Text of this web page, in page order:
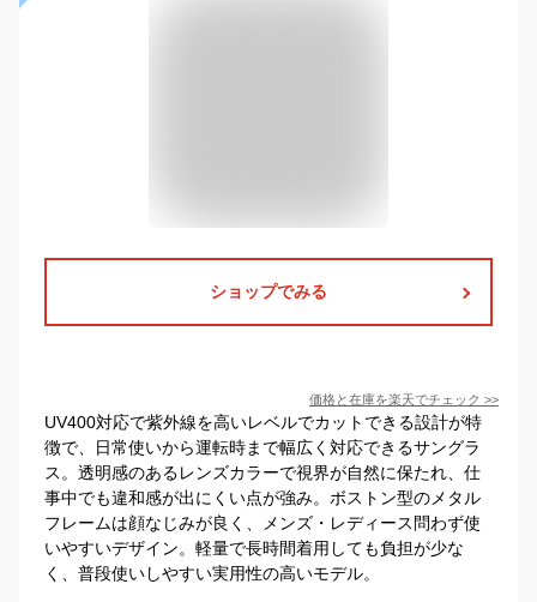
ショップでみる
価格と在庫を楽天でチェック >>
UV400対応で紫外線を高いレベルでカットできる設計が特
徴で、日常使いから運転時まで幅広く対応できるサングラ
ス。透明感のあるレンズカラーで視界が自然に保たれ、仕
事中でも違和感が出にくい点が強み。ボストン型のメタル
フレームは顔なじみが良く、メンズ・レディース問わず使
いやすいデザイン。軽量で長時間着用しても負担が少な
く、普段使いしやすい実用性の高いモデル。